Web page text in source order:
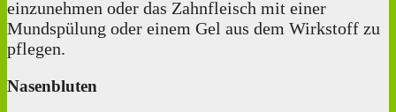
einzunehmen oder das Zahnfleisch mit einer
Mundspülung oder einem Gel aus dem Wirkstoff zu
pflegen.
Nasenbluten